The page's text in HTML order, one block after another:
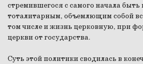
стремившегося с самого начала быть
тоталитарным, объемлющим собой
том числе и жизнь церковную, при
церкви от государства.
Суть этой политики сводилась в